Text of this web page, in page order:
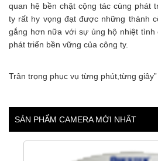
quan hệ bền chặt cộng tác cùng phát
ty rất hy vọng đạt được những thành
gắng hơn nữa với sự ủng hộ nhiệt tình
phát triển bền vững của công ty.
Với phương
Trân trọng phục vụ từng phút,từng giây”
SẢN PHẨM CAMERA MỚI NHẤT